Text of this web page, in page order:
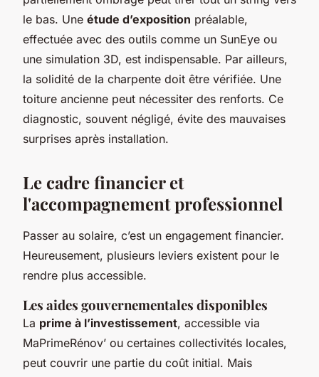
le bas. Une étude d’exposition préalable,
effectuée avec des outils comme un SunEye ou
une simulation 3D, est indispensable. Par ailleurs,
la solidité de la charpente doit être vérifiée. Une
toiture ancienne peut nécessiter des renforts. Ce
diagnostic, souvent négligé, évite des mauvaises
surprises après installation.
Le cadre financier et
l'accompagnement professionnel
Passer au solaire, c’est un engagement financier.
Heureusement, plusieurs leviers existent pour le
rendre plus accessible.
Les aides gouvernementales disponibles
La prime à l’investissement, accessible via
MaPrimeRénov’ ou certaines collectivités locales,
peut couvrir une partie du coût initial. Mais